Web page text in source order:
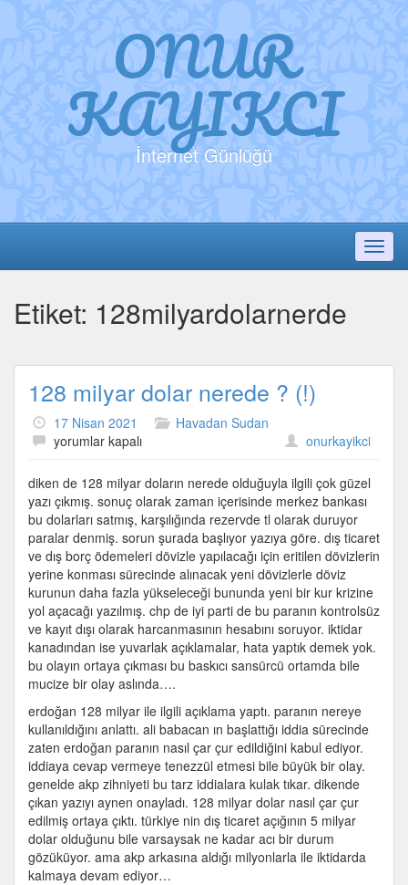
ONUR
KAYIKCI
İnternet Günlüğü
Etiket: 128milyardolarnerde
128 milyar dolar nerede ? (!)
17 Nisan 2021
Havadan Sudan
128
dolar
nerede
?
(!)
için
yorumlar kapalı onurkayikci
diken de 128 milyar doların nerede olduğuyla ilgili çok güzel
yazı çıkmış. sonuç olarak zaman içerisinde merkez bankası
bu dolarları satmış, karşılığında rezervde tl olarak duruyor
paralar denmiş. sorun şurada başlıyor yazıya göre. dış ticaret
ve dış borç ödemeleri dövizle yapılacağı için eritilen dövizlerin
yerine konması sürecinde alınacak yeni dövizlerle döviz
kurunun daha fazla yükseleceği bununda yeni bir kur krizine
yol açacağı yazılmış. chp de iyi parti de bu paranın kontrolsüz
ve kayıt dışı olarak harcanmasının hesabını soruyor. iktidar
kanadından ise yuvarlak açıklamalar, hata yaptık demek yok.
bu olayın ortaya çıkması bu baskıcı sansürcü ortamda bile
mucize bir olay aslında….
erdoğan 128 milyar ile ilgili açıklama yaptı. paranın nereye
kullanıldığını anlattı. ali babacan ın başlattığı iddia sürecinde
zaten erdoğan paranın nasıl çar çur edildiğini kabul ediyor.
iddiaya cevap vermeye tenezzül etmesi bile büyük bir olay.
genelde akp zihniyeti bu tarz iddialara kulak tıkar. dikende
çıkan yazıyı aynen onayladı. 128 milyar dolar nasıl çar çur
edilmiş ortaya çıktı. türkiye nin dış ticaret açığının 5 milyar
dolar olduğunu bile varsaysak ne kadar acı bir durum
gözüküyor. ama akp arkasına aldığı milyonlarla ile iktidarda
kalmaya devam ediyor…